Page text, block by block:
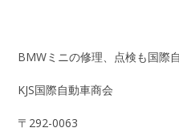
BMWミニの修理、点検も国際
KJS国際自動車商会
〒292-0063